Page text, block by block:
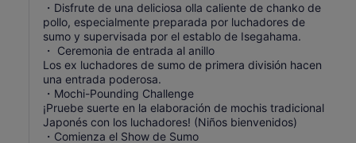
・Disfrute de una deliciosa olla caliente de chanko de
pollo, especialmente preparada por luchadores de
sumo y supervisada por el establo de Isegahama.
・ Ceremonia de entrada al anillo
Los ex luchadores de sumo de primera división hacen
una entrada poderosa.
・Mochi-Pounding Challenge
¡Pruebe suerte en la elaboración de mochis tradicional
Japonés con los luchadores! (Niños bienvenidos)
・Comienza el Show de Sumo